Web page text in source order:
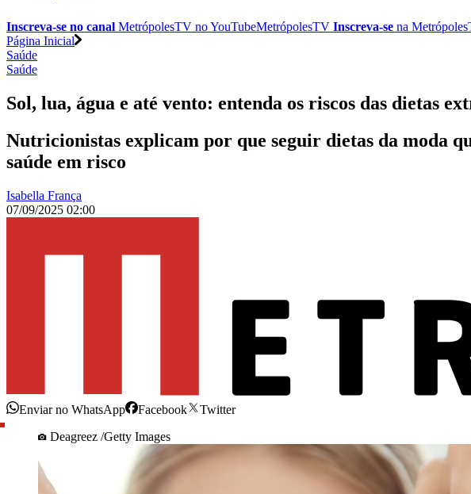
Inscreva-se no canal MetrópolesTV noYouTubeMetrópolesTV Inscreva-se na
Página Inicial
Saúde
Saúde
Sol, lua, água e até vento: entenda os riscos das dietas
Nutricionistas explicam por que seguir dietas da moda
saúde em risco
Isabella França
07/09/2025 02:00
Enviar no WhatsApp Facebook
Twitter
Deagreez /Getty Images